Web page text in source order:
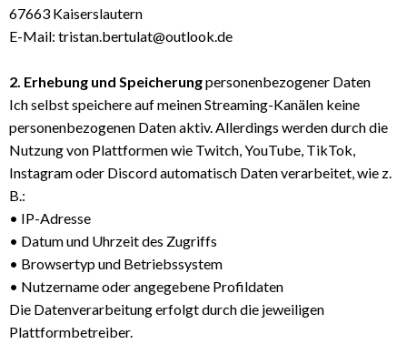
67663 Kaiserslautern
E-Mail: tristan.bertulat@outlook.de
2. Erhebung und Speicherungpersonenbezogener Daten
Ich selbst speichere auf meinen Streaming-Kanälen keine
personenbezogenen Daten aktiv. Allerdings werden durch die
Nutzung von Plattformen wie Twitch, YouTube, TikTok,
Instagram oder Discord automatisch Daten verarbeitet, wie z.
B.:
• IP-Adresse
• Datum und Uhrzeit des Zugriffs
• Browsertyp und Betriebssystem
• Nutzername oder angegebene Profildaten
Die Datenverarbeitung erfolgt durch die jeweiligen
Plattformbetreiber.